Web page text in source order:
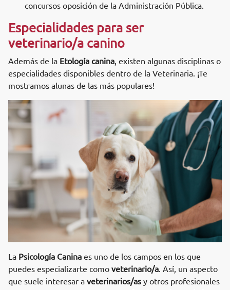
concursos oposición de la Administración Pública.
Especialidades para ser
veterinario/a canino
Además de la Etología canina , existen algunas disciplinas o
especialidades disponibles dentro de la Veterinaria. ¡Te
mostramos alunas de las más populares!
La Psicología Canina es uno de los campos en los que
puedes especializarte como veterinario/a. Así, un aspecto
que suele interesar a veterinarios/as y otros profesionales